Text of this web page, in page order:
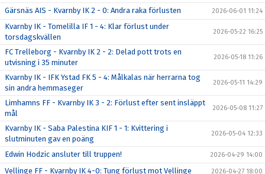
Gärsnäs AIS - Kvarnby IK 2 - 0: Andra raka förlusten 2026-06-01 11:24
Kvarnby IK - Tomelilla IF 1 - 4: Klar förlust under
torsdagskvällen
2026-05-22 16:25
FC Trelleborg - Kvarnby IK 2 - 2: Delad pott trots en
utvisning i 35 minuter
2026-05-18 11:26
Kvarnby IK - IFK Ystad FK 5 - 4: Målkalas när herrarna tog
sin andra hemmaseger
2026-05-11 14:29
Limhamns FF - Kvarnby IK 3 - 2: Förlust efter sent insläppt
mål
2026-05-08 11:27
Kvarnby IK - Saba Palestina KIF 1 - 1: Kvittering i
slutminuten gav en poäng
2026-05-04 12:33
Edwin Hodzic ansluter till truppen! 2026-04-29 14:00
Vellinge FF - Kvarnby IK 4-0: Tung förlust mot Vellinge 2026-04-27 18:00